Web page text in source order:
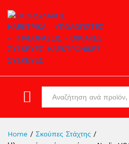
Home / Σκούπες Στάχτης /